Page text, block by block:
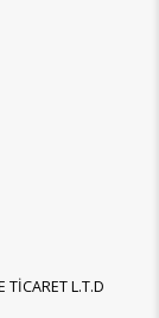
TİCARET L.T.D